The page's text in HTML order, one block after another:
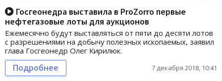
Госгеонедра выставила в ProZorro первые
нефтегазовые лоты для аукционов
Ежемесячно будут выставляться от пяти до десяти лотов
с разрешениями на добычу полезных ископаемых, заявил
глава Госгеонедр Олег Кирилюк.
Подробнее 7 декабря 2018, 10:41